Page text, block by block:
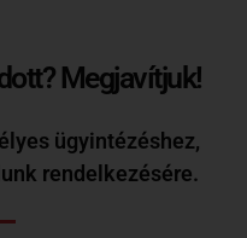
Megjavítjuk!
ügyintézéshez,
rendelkezésére.